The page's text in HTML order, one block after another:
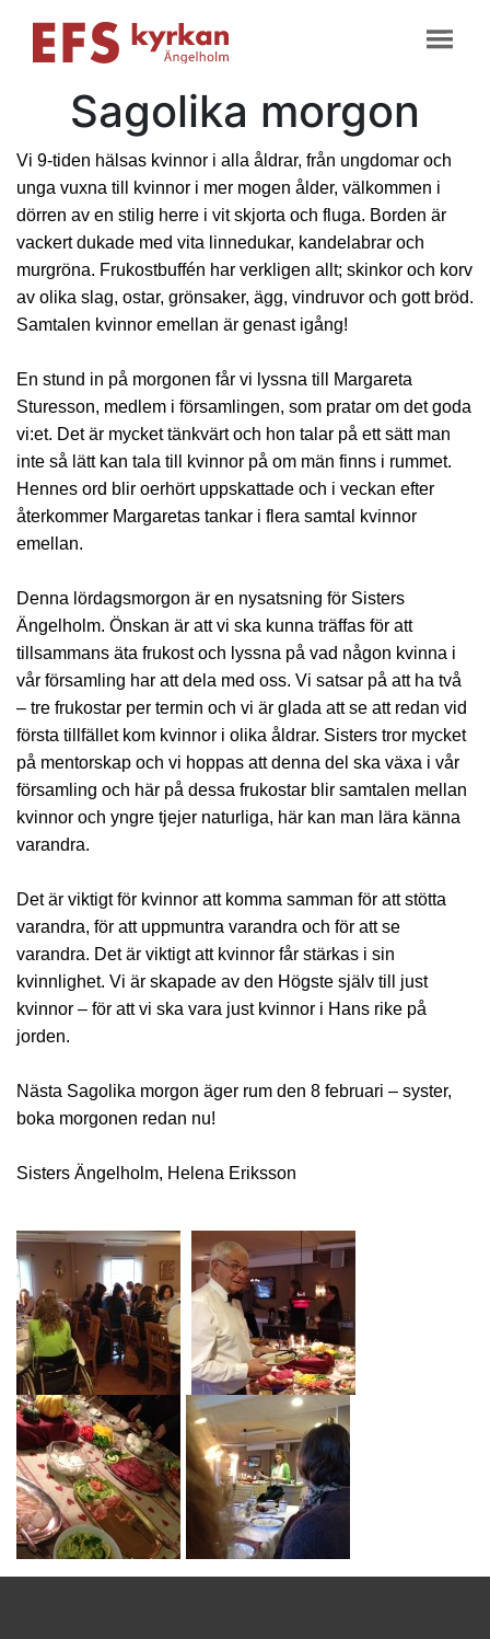
Sagolika morgon
Vi 9-tiden hälsas kvinnor i alla åldrar, från ungdomar och
unga vuxna till kvinnor i mer mogen ålder, välkommen i
dörren av en stilig herre i vit skjorta och fluga. Borden är
vackert dukade med vita linnedukar, kandelabrar och
murgröna. Frukostbuffén har verkligen allt; skinkor och korv
av olika slag, ostar, grönsaker, ägg, vindruvor och gott bröd.
Samtalen kvinnor emellan är genast igång!
En stund in på morgonen får vi lyssna till Margareta
Sturesson, medlem i församlingen, som pratar om det goda
vi:et. Det är mycket tänkvärt och hon talar på ett sätt man
inte så lätt kan tala till kvinnor på om män finns i rummet.
Hennes ord blir oerhört uppskattade och i veckan efter
återkommer Margaretas tankar i flera samtal kvinnor
emellan.
Denna lördagsmorgon är en nysatsning för Sisters
Ängelholm. Önskan är att vi ska kunna träffas för att
tillsammans äta frukost och lyssna på vad någon kvinna i
vår församling har att dela med oss. Vi satsar på att ha två
– tre frukostar per termin och vi är glada att se att redan vid
första tillfället kom kvinnor i olika åldrar. Sisters tror mycket
på mentorskap och vi hoppas att denna del ska växa i vår
församling och här på dessa frukostar blir samtalen mellan
kvinnor och yngre tjejer naturliga, här kan man lära känna
varandra.
Det är viktigt för kvinnor att komma samman för att stötta
varandra, för att uppmuntra varandra och för att se
varandra. Det är viktigt att kvinnor får stärkas i sin
kvinnlighet. Vi är skapade av den Högste själv till just
kvinnor – för att vi ska vara just kvinnor i Hans rike på
jorden.
Nästa Sagolika morgon äger rum den 8 februari – syster,
boka morgonen redan nu!
Sisters Ängelholm, Helena Eriksson